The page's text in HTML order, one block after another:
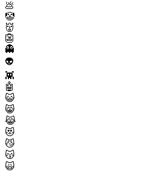
💩
🤡
👹
👺
👻
👽
👾
🤖
😺
😸
😹
😻
😼
😽
🙀